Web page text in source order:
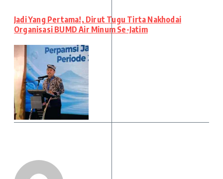
Jadi Yang Pertama!, Dirut Tugu Tirta Nakhodai
Organisasi BUMD Air Minum Se-Jatim